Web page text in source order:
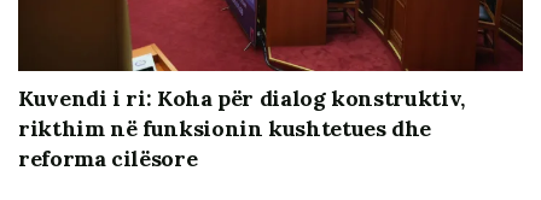
Kuvendi i ri: Koha për dialog konstruktiv,
rikthim në funksionin kushtetues dhe
reforma cilësore